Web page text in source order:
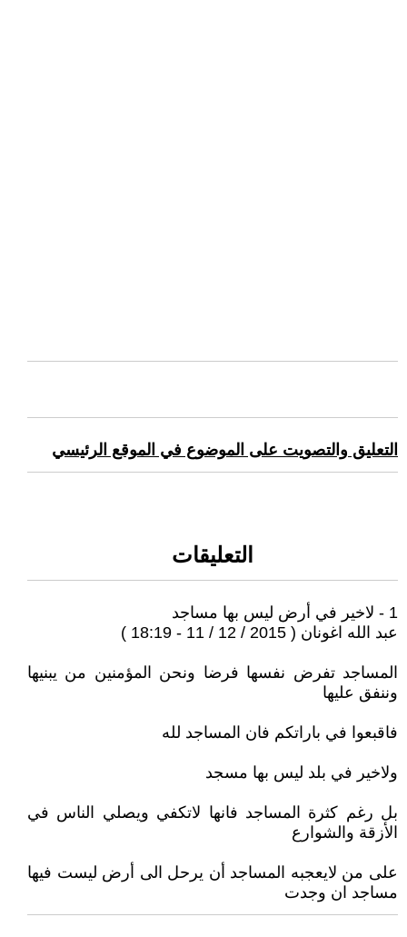
التعليق والتصويت على الموضوع في الموقع الرئيسي
التعليقات
1 - لاخير في أرض ليس بها مساجد
عبد الله اغونان ( 2015 / 12 / 11 - 18:19 )
المساجد تفرض نفسها فرضا ونحن المؤمنين من يبنيها
وننفق عليها
فاقبعوا في باراتكم فان المساجد لله
ولاخير في بلد ليس بها مسجد
بل رغم كثرة المساجد فانها لاتكفي ويصلي الناس في
الأزقة والشوارع
على من لايعجبه المساجد أن يرحل الى أرض ليست فيها
مساجد ان وجدت